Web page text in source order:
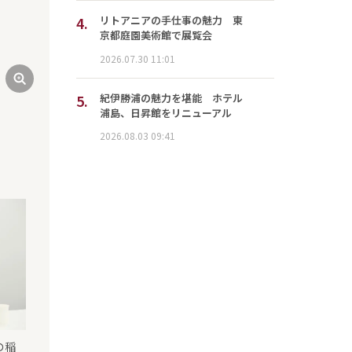
『Downstate』（提供：ポウジュ）
稲
4.
リトアニアの手仕事の魅力 東
京都庭園美術館で展覧会
2026.07.30 11:01
5.
紀伊勝浦の魅力を堪能 ホテル
浦島、日昇館をリニューアル
2026.08.03 09:41